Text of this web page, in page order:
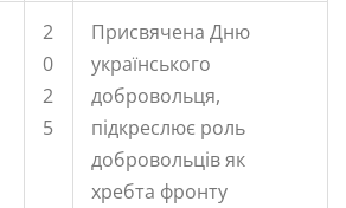
2
0
2
5
Присвячена Дню
українського
добровольця,
підкреслює роль
добровольців як
хребта фронту